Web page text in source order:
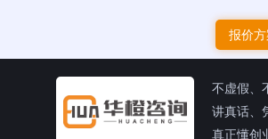
报价方
不虚假、
讲真话、
真正懂创